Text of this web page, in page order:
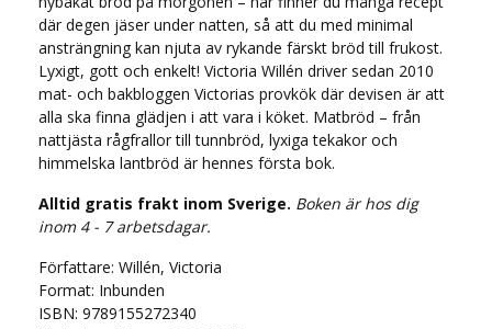
där degen jäser under natten, så att du med minimal
ansträngning kan njuta av rykande färskt bröd till frukost.
Lyxigt, gott och enkelt! Victoria Willén driver sedan 2010
mat- och bakbloggen Victorias provkök där devisen är att
alla ska finna glädjen i att vara i köket. Matbröd – från
nattjästa rågfrallor till tunnbröd, lyxiga tekakor och
himmelska lantbröd är hennes första bok.
Alltid gratis frakt inom Sverige. Boken är hos dig
inom 4 - 7 arbetsdagar.
Författare: Willén, Victoria
Format: Inbunden
ISBN: 9789155272340